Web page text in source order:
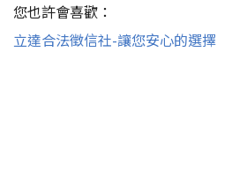
您也許會喜歡：
立達合法徵信社-讓您安心的選擇